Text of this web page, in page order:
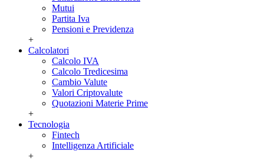
Mutui
Partita Iva
Pensioni e Previdenza
+
Calcolatori
Calcolo IVA
Calcolo Tredicesima
Cambio Valute
Valori Criptovalute
Quotazioni Materie Prime
+
Tecnologia
Fintech
Intelligenza Artificiale
+